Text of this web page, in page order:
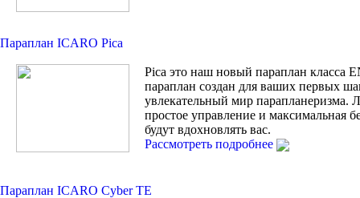
Параплан ICARO Pica
Pica это наш новый параплан класса
параплан создан для ваших первых
увлекательный мир парапланеризма.
простое управление и максимальная
будут вдохновлять вас.
Рассмотреть подробнее
Параплан ICARO Cyber TE